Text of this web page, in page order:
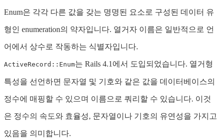
Enum은 각각 다른 값을 갖는 명명된 요소로 구성된 데이터 유
형인 enumeration의 약자입니다. 열거자 이름은 일반적으로 언
어에서 상수로 작동하는 식별자입니다.
ActiveRecord::Enum는 Rails 4.1에서 도입되었습니다. 열거형
특성을 선언하면 문자열 및 기호와 같은 값을 데이터베이스의
정수에 매핑할 수 있으며 이름으로 쿼리할 수 있습니다. 이것
은 정수의 속도와 효율성, 문자열이나 기호의 유연성을 가지고
있음을 의미합니다.